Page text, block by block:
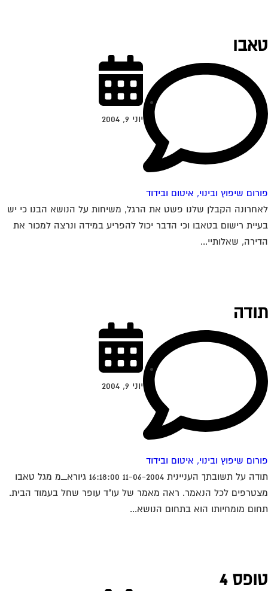
שיפוץ ובינוי, איטום ובידוד
יוני 9, 2004
הקבלן שלנו פשט את הרגל, משיחות על הנושא הבנו כי יש
רישום בטאבו וכי הדבר יכול להפריע במידה ונרצה למכור את
שאלותיי...
שיפוץ ובינוי, איטום ובידוד
יוני 9, 2004
תודה על תשובתך העניינית 11-06-2004 16:18:00 גיורא_מ מגל טאבו
לכל הנאמר. ראה מאמר של עו"ד עופר שחל בעמוד הבית.
מומחיותו הוא בתחום הנושא...
4